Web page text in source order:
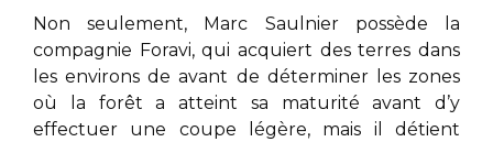
Non seulement, Marc Saulnierpossède la
compagnie Foravi, qui acquiert des terres dans
les environs deavant de déterminer les zones
où la forêt a atteint sa maturité avant d’y
effectuer une coupe légère, mais il détient